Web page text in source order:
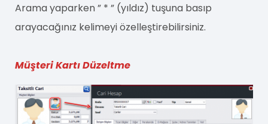
Arama yaparken ” * ” (yıldız) tuşuna basıp
arayacağınız kelimeyi özelleştirebilirsiniz.
Müşteri Kartı Düzeltme